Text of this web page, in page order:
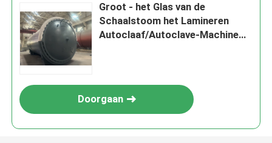
Groot - het Glas van de
Schaalstoom het Lamineren
Autoclaaf/Autoclave-Machine
Doorgaan